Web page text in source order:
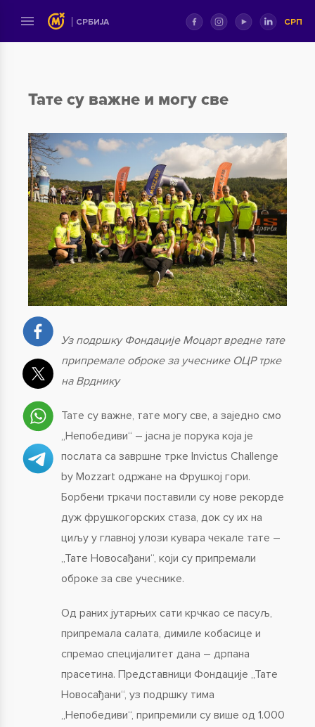
СРБИЈА СРП
Тате су важне и могу све
Уз подршку Фондације Моцарт вредне тате
припремале оброке за учеснике ОЦР трке
на Врднику
Тате су важне, тате могу све, а заједно смо
„Непобедиви“ – јасна је порука која је
послата са завршне трке Invictus Challenge
by Mozzart одржане на Фрушкој гори.
Борбени тркачи поставили су нове рекорде
дуж фрушкогорских стаза, док су их на
циљу у главној улози кувара чекале тате –
„Тате Новосађани“, који су припремали
оброке за све учеснике.
Од раних јутарњих сати крчкао се пасуљ,
припремала салата, димиле кобасице и
спремао специјалитет дана – дрпана
прасетина. Представници Фондације „Тате
Новосађани“, уз подршку тима
„Непобедиви“, припремили су више од 1.000